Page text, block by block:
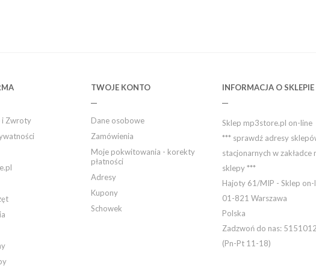
i Zwroty
TWOJE KONTO
Dane osobowe
Zamówienia
Moje pokwitowania - korekty
płatności
Adresy
Kupony
Schowek
INFORMACJA O SKLEPIE
Sklep mp3store.pl on-line
*** sprawdź adresy
stacjonarnych w zakładce
sklepy ***
Hajoty 61/MIP - Sklep on-
01-821 Warszawa
Polska
Zadzwoń do nas:
(Pn-Pt 11-18)